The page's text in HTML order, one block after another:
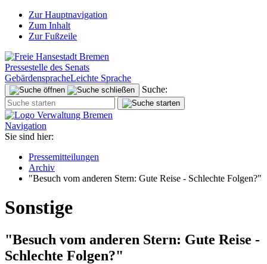
Zur Hauptnavigation
Zum Inhalt
Zur Fußzeile
Pressestelle des Senats
GebärdenspracheLeichte Sprache
Suche:
Navigation
Sie sind hier:
Pressemitteilungen
Archiv
"Besuch vom anderen Stern: Gute Reise - Schlechte Folgen?"
Sonstige
"Besuch vom anderen Stern: Gute Reise -
Schlechte Folgen?"